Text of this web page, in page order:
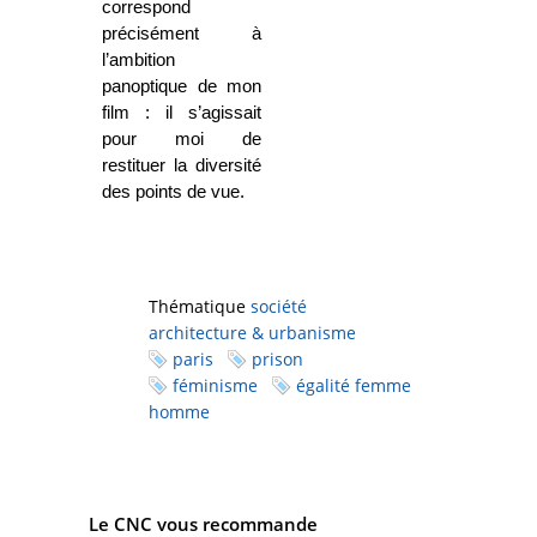
correspond
précisément à
l’ambition
panoptique de mon
film : il s’agissait
pour moi de
restituer la diversité
des points de vue.
Thématique société
architecture & urbanisme
paris
prison
féminisme
égalité femme
homme
Le CNC vous recommande